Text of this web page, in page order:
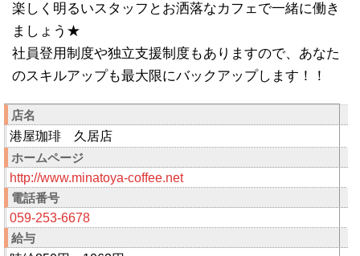
楽しく明るいスタッフとお洒落なカフェで一緒に働き
ましょう★
社員登用制度や独立支援制度もありますので、あなた
のスキルアップも最大限にバックアップします！！
店名
港屋珈琲 久居店
ホームページ
http://www.minatoya-coffee.net
電話番号
059-253-6678
給与